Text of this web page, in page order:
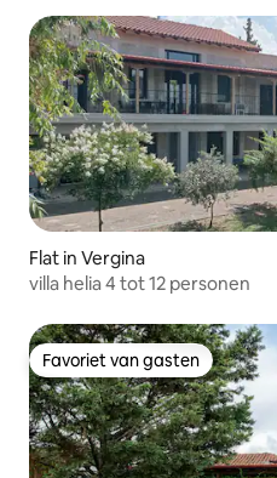
Flat in Vergina
villa helia 4 tot 12 personen
Favoriet van gasten
Favoriet van gasten